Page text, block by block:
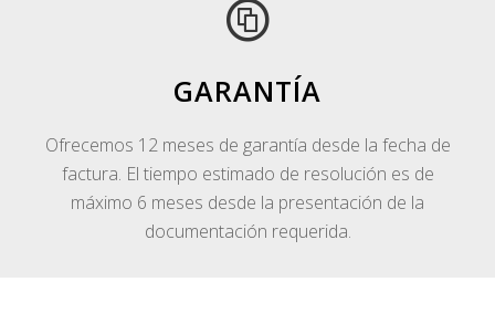
GARANTÍA
Ofrecemos 12 meses de garantía desde la fecha de
factura. El tiempo estimado de resolución es de
máximo 6 meses desde la presentación de la
documentación requerida.